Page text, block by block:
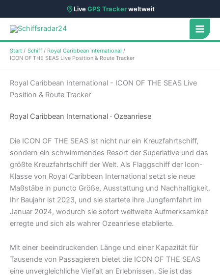
LiveGPS Trackerweltweit
Zum
Inhalt
springen
Start Schiff
Royal Caribbean International
ICON OF THE SEAS Live Position & Route Tracker
Royal Caribbean International - ICON OF THE SEAS Live
Position & Route Tracker
Royal Caribbean International · Ozeanriese
Die ICON OF THE SEAS ist nicht nur ein Kreuzfahrtschiff,
sondern ein schwimmendes Resort der Superlative und das
größte Kreuzfahrtschiff der Welt. Als Flaggschiff der Icon-
Klasse von Royal Caribbean International setzt sie neue
Maßstäbe in puncto Größe, Ausstattung und Nachhaltigkeit.
Ihr Baujahr ist 2023, und sie startete ihre Jungfernfahrt im
Januar 2024, wodurch sie sofort weltweite Aufmerksamkeit
erregte und sich als wahrer Ozeanriese etablierte.
Mit einer beeindruckenden Länge und einer Kapazität für
Tausende von Passagieren bietet die ICON OF THE SEAS
eine unvergleichliche Vielfalt an Erlebnissen. Sie ist das